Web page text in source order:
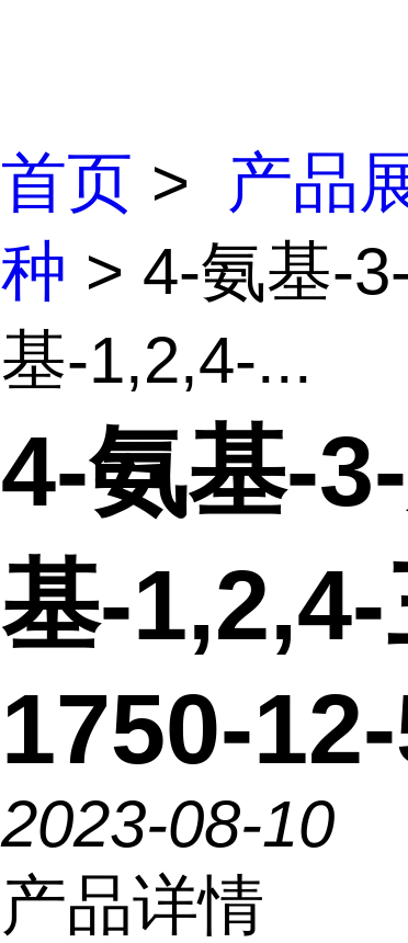
首页 > 产品
种 > 4-氨基-
基-1,2,4-...
4-氨基-
基-
1750-
2023-08-10
产品详情